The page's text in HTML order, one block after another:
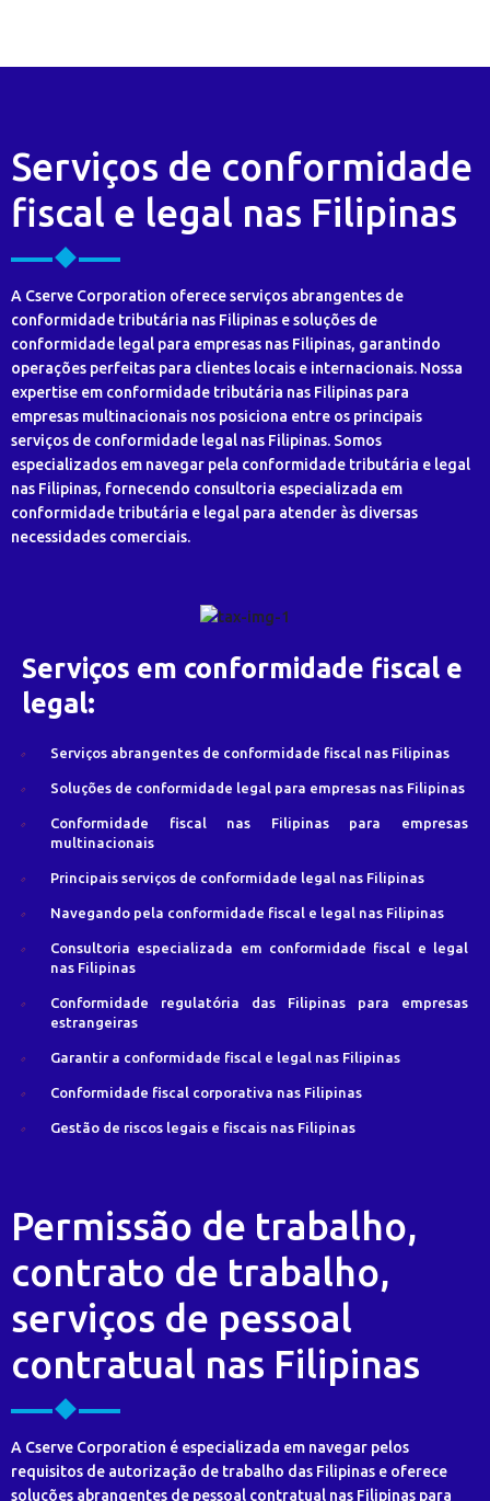
Serviços de conformidade
fiscal e legal nas Filipinas
A Cserve Corporation oferece serviços abrangentes de
conformidade tributária nas Filipinas e soluções de
conformidade legal para empresas nas Filipinas, garantindo
operações perfeitas para clientes locais e internacionais. Nossa
expertise em conformidade tributária nas Filipinas para
empresas multinacionais nos posiciona entre os principais
serviços de conformidade legal nas Filipinas. Somos
especializados em navegar pela conformidade tributária e legal
nas Filipinas, fornecendo consultoria especializada em
conformidade tributária e legal para atender às diversas
necessidades comerciais.
Serviços em conformidade fiscal e
legal:
Serviços abrangentes de conformidade fiscal nas Filipinas
Soluções de conformidade legal para empresas nas Filipinas
Conformidade fiscal nas Filipinas para empresas
multinacionais
Principais serviços de conformidade legal nas Filipinas
Navegando pela conformidade fiscal e legal nas Filipinas
Consultoria especializada em conformidade fiscal e legal
nas Filipinas
Conformidade regulatória das Filipinas para empresas
estrangeiras
Garantir a conformidade fiscal e legal nas Filipinas
Conformidade fiscal corporativa nas Filipinas
Gestão de riscos legais e fiscais nas Filipinas
Permissão de trabalho,
contrato de trabalho,
serviços de pessoal
contratual nas Filipinas
A Cserve Corporation é especializada em navegar pelos
requisitos de autorização de trabalho das Filipinas e oferece
soluções abrangentes de pessoal contratual nas Filipinas para